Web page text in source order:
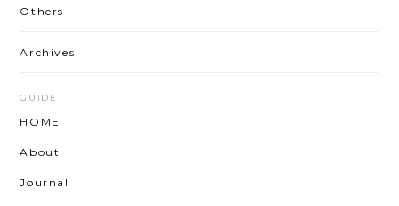
Others
Archives
GUIDE
HOME
About
Journal